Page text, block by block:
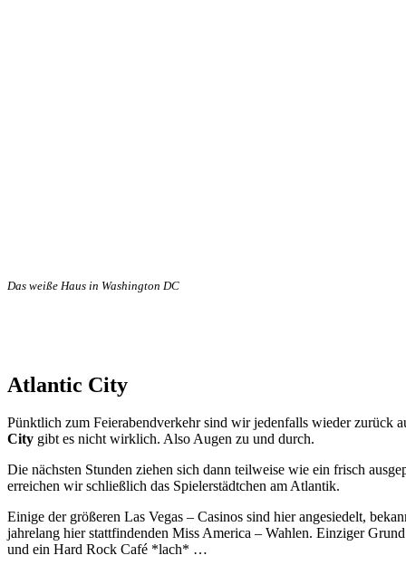
Das weiße Haus in Washington DC
Atlantic City
Pünktlich zum Feierabendverkehr sind wir jedenfalls wieder zurück
City gibt es nicht wirklich. Also Augen zu und durch.
Die nächsten Stunden ziehen sich dann teilweise wie ein frisch
erreichen wir schließlich das Spielerstädtchen am Atlantik.
Einige der größeren Las Vegas – Casinos sind hier angesiedelt,
jahrelang hier stattfindenden Miss America – Wahlen. Einziger
und ein Hard Rock Café *lach* …